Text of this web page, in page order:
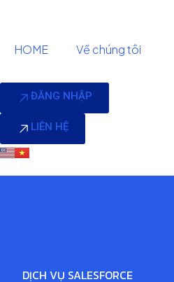
HOME Về chúng tôi
ĐĂNG NHẬP
LIÊN HỆ
DỊCH VỤ SALESFORCE